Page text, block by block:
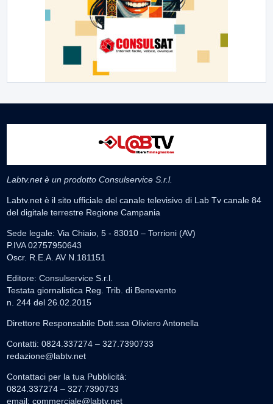
Labtv.net è un prodotto Consulservice S.r.l.
Labtv.net è il sito ufficiale del canale televisivo di Lab Tv canale 84
del digitale terrestre Regione Campania
Sede legale: Via Chiaio, 5 - 83010 – Torrioni (AV)
P.IVA 02757950643
Oscr. R.E.A. AV N.181151
Editore: Consulservice S.r.l.
Testata giornalistica Reg. Trib. di Benevento
n. 244 del 26.02.2015
Direttore Responsabile Dott.ssa Oliviero Antonella
Contatti: 0824.337274 – 327.7390733
redazione@labtv.net
Contattaci per la tua Pubblicità:
0824.337274 – 327.7390733
email: commerciale@labtv.net